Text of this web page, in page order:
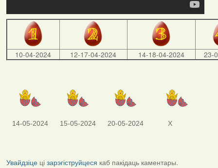
10-04-2024 12-17-04-2024 14-18-04-2024 23-
14-05-2024 15-05-2024 20-05-2024 X
Увайдзіцеці зарэгіструйцеся каб пакідаць каментары.